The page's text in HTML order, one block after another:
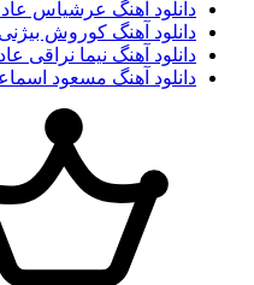
دانلود آهنگ عرشیاس
دانلود آهنگ کوروش
دانلود آهنگ نیما نراقی
دانلود آهنگ مسعود